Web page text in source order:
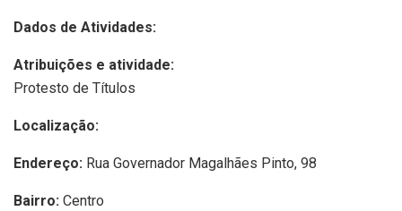
Dados de Atividades:
Atribuições e atividade:
Protesto de Títulos
Localização:
Endereço: Rua Governador Magalhães Pinto, 98
Bairro: Centro